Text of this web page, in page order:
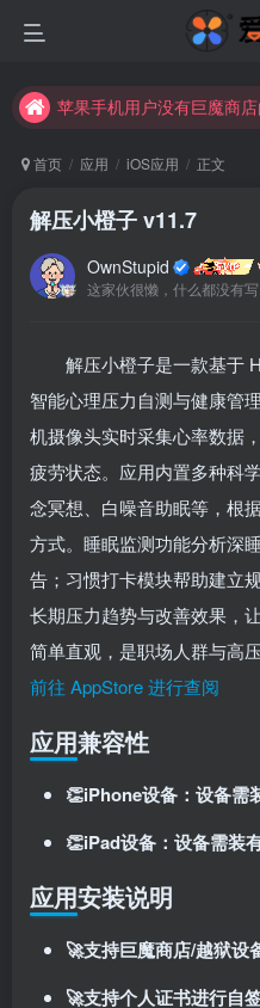
未找到所需资源？欢迎提
苹果手机用户没有巨魔商
首页 应用 iOS应用 正文
解压小橙子 v11.7
OwnStupid
这家伙很懒，什么都没有写...
解压小橙子是一款基于
智能心理压力自测与健康管
机摄像头实时采集心率数据
疲劳状态。应用内置多种科
念冥想、白噪音助眠等，根
方式。睡眠监测功能分析深
告；习惯打卡模块帮助建立
长期压力趋势与改善效果，
简单直观，是职场人群与高
前往 AppStore 进行查阅
应用兼容性
👏iPhone设备：设备需
👏iPad设备：设备需装
应用安装说明
🚀支持巨魔商店/越狱设
🚀支持个人证书进行自